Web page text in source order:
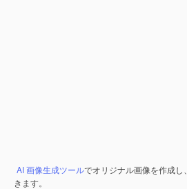
AI 画像生成ツールでオリジナル画像を作成し、
きます。